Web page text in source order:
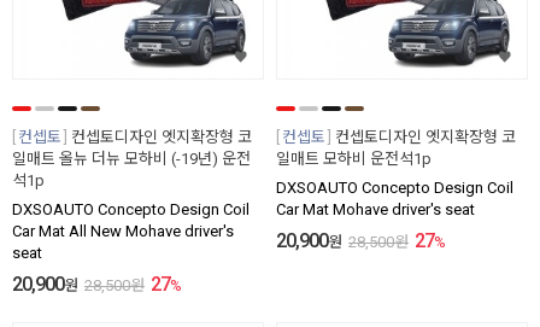
컨셉토
컨셉토디자인 엣지확장형 코
일매트 올뉴 더뉴 모하비 (-19년) 운전
석1p
DXSOAUTO Concepto Design Coil
Car Mat All New Mohave driver's
seat
20,900원 28,500원 27%
컨셉토
컨셉토디자인 엣지확장형 코
일매트 모하비 운전석1p
DXSOAUTO Concepto Design Coil
Car Mat Mohave driver's seat
20,900원 28,500원 27%